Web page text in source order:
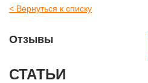
< Вернуться к списку
Отзывы
СТАТЬИ